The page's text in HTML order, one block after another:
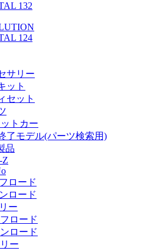
132
124
サリー
ット
セット
ットカー
了モデル(パーツ検索用)
品
Z
ロード
ロード
ー
ロード
ロード
ー